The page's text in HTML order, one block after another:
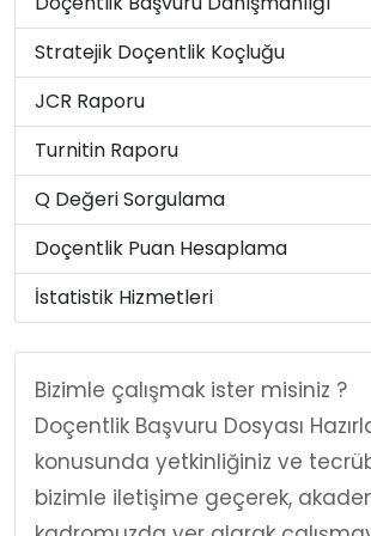
Stratejik Doçentlik Koçluğu
JCR Raporu
Turnitin Raporu
Q Değeri Sorgulama
Doçentlik Puan Hesaplama
İstatistik Hizmetleri
Bizimle çalışmak ister misiniz ?
Doçentlik Başvuru Dosyası
konusunda yetkinliğiniz ve
bizimle iletişime geçerek,